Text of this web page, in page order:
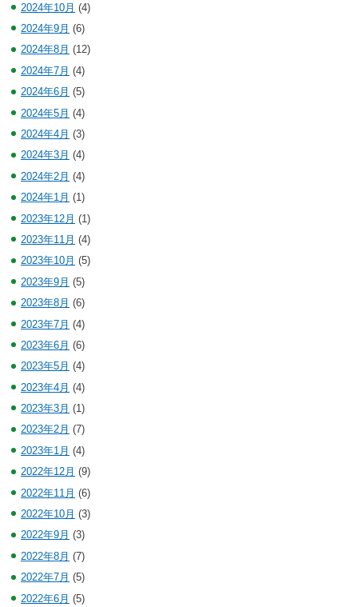
2024年10月 (4)
2024年9月 (6)
2024年8月 (12)
2024年7月 (4)
2024年6月 (5)
2024年5月 (4)
2024年4月 (3)
2024年3月 (4)
2024年2月 (4)
2024年1月 (1)
2023年12月 (1)
2023年11月 (4)
2023年10月 (5)
2023年9月 (5)
2023年8月 (6)
2023年7月 (4)
2023年6月 (6)
2023年5月 (4)
2023年4月 (4)
2023年3月 (1)
2023年2月 (7)
2023年1月 (4)
2022年12月 (9)
2022年11月 (6)
2022年10月 (3)
2022年9月 (3)
2022年8月 (7)
2022年7月 (5)
2022年6月 (5)